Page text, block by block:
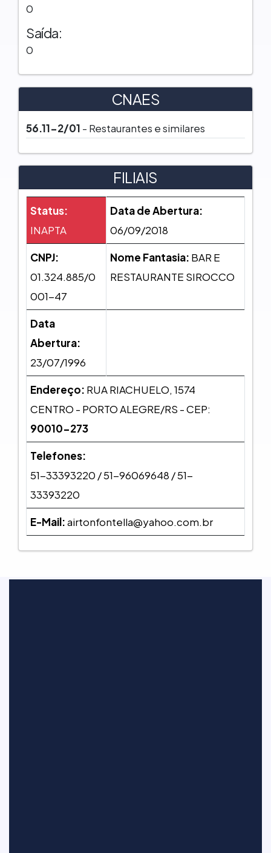
0
Saída:
0
CNAES
56.11-2/01 - Restaurantes e similares
FILIAIS
Status:
INAPTA
Data de Abertura:
06/09/2018
CNPJ:
01.324.885/0
001-47
Nome Fantasia: BAR E
RESTAURANTE SIROCCO
Data
Abertura:
23/07/1996
Endereço: RUA RIACHUELO, 1574
CENTRO - PORTO ALEGRE/RS - CEP:
90010-273
Telefones:
51-33393220 / 51-96069648 / 51-
33393220
E-Mail:airtonfontella@yahoo.com.br